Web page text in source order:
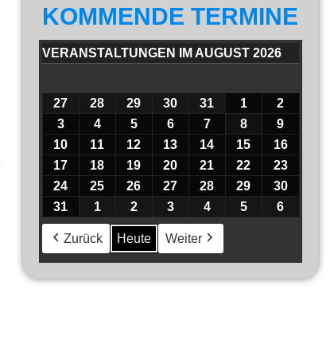
KOMMENDE TERMINE
VERANSTALTUNGEN IM AUGUST 2026
27
28 29 30 31 1
2
3
4 5 6 7 8
9
10
11 12 13 14 15
16
17
18 19 20 21 22
23
24
25 26 27 28 29
30
31
1 2 3 4 5 6
Zurück Heute Weiter